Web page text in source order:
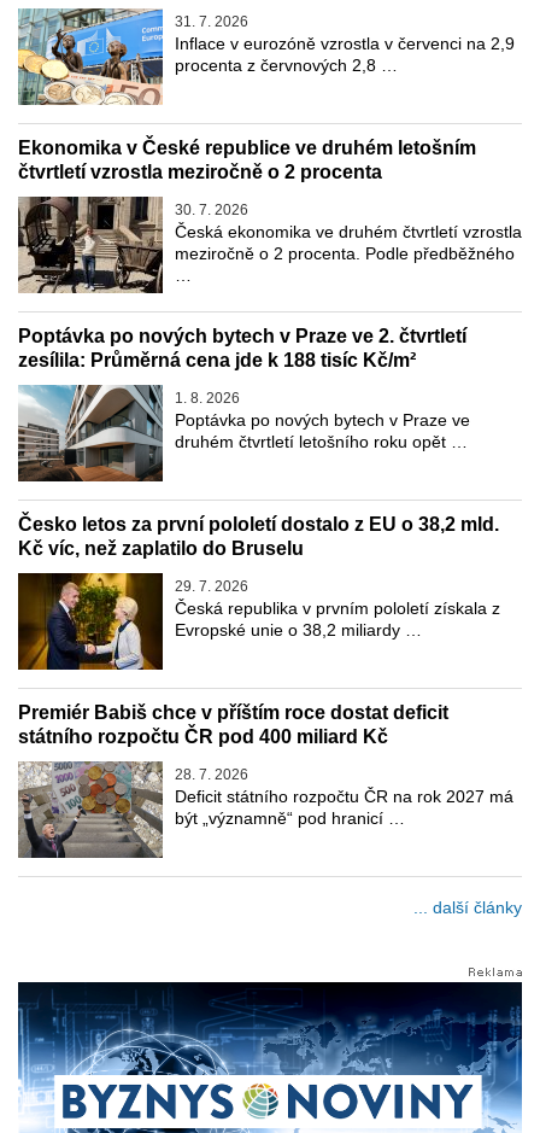
31. 7. 2026
Inflace v eurozóně vzrostla v červenci na 2,9
procenta z červnových 2,8 …
Ekonomika v České republice ve druhém letošním
čtvrtletí vzrostla meziročně o 2 procenta
30. 7. 2026
Česká ekonomika ve druhém čtvrtletí vzrostla
meziročně o 2 procenta. Podle předběžného
Poptávka po nových bytech v Praze ve 2. čtvrtletí
zesílila: Průměrná cena jde k 188 tisíc Kč/m²
1. 8. 2026
Poptávka po nových bytech v Praze ve
druhém čtvrtletí letošního roku opět …
Česko letos za první pololetí dostalo z EU o 38,2 mld.
Kč víc, než zaplatilo do Bruselu
29. 7. 2026
Česká republika v prvním pololetí získala z
Evropské unie o 38,2 miliardy …
Premiér Babiš chce v příštím roce dostat deficit
státního rozpočtu ČR pod 400 miliard Kč
28. 7. 2026
Deficit státního rozpočtu ČR na rok 2027 má
být „významně“ pod hranicí …
... další články